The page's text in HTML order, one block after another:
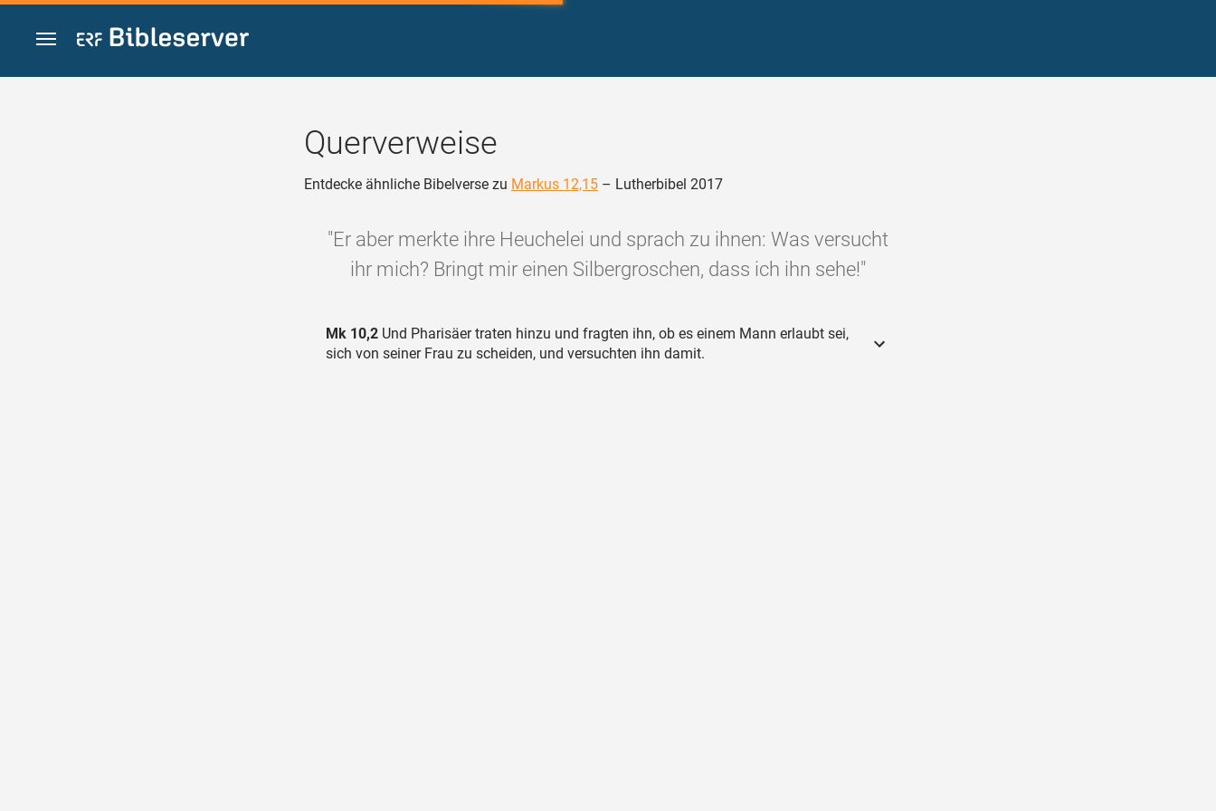
Zum Inhalt springen
Querverweise
Entdecke ähnliche Bibelverse zu Markus 12,15 – Lutherbibel 2017
"Er aber merkte ihre Heuchelei und sprach zu ihnen: Was versucht
ihr mich? Bringt mir einen Silbergroschen, dass ich ihn sehe!"
Mk 10,2 Und Pharisäer traten hinzu und fragten ihn, ob es einem Mann erlaubt sei,
sich von seiner Frau zu scheiden, und versuchten ihn damit.